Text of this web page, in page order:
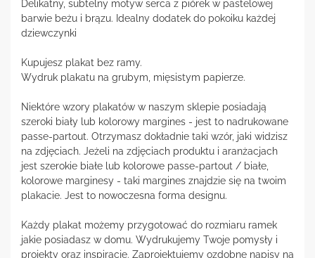
Delikatny, subtelny motyw serca z piórek w pastelowej
barwie beżu i brązu. Idealny dodatek do pokoiku każdej
dziewczynki
Kupujesz plakat bez ramy.
Wydruk plakatu na grubym, mięsistym papierze.
Niektóre wzory plakatów w naszym sklepie posiadają
szeroki biały lub kolorowy margines - jest to nadrukowane
passe-partout. Otrzymasz dokładnie taki wzór, jaki widzisz
na zdjęciach. Jeżeli na zdjęciach produktu i aranżacjach
jest szerokie białe lub kolorowe passe-partout / białe,
kolorowe marginesy - taki margines znajdzie się na twoim
plakacie. Jest to nowoczesna forma designu.
Każdy plakat możemy przygotować do rozmiaru ramek
jakie posiadasz w domu. Wydrukujemy Twoje pomysły i
projekty oraz inspiracje. Zaprojektujemy ozdobne napisy na